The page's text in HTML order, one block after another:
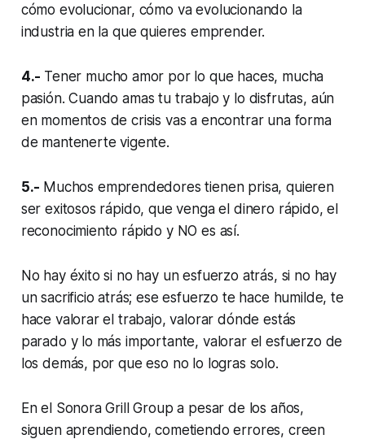
cómo evolucionar, cómo va evolucionando la
industria en la que quieres emprender.
4.- Tener mucho amor por lo que haces, mucha
pasión. Cuando amas tu trabajo y lo disfrutas, aún
en momentos de crisis vas a encontrar una forma
de mantenerte vigente.
5.- Muchos emprendedores tienen prisa, quieren
ser exitosos rápido, que venga el dinero rápido, el
reconocimiento rápido y NO es así.
No hay éxito si no hay un esfuerzo atrás, si no hay
un sacrificio atrás; ese esfuerzo te hace humilde, te
hace valorar el trabajo, valorar dónde estás
parado y lo más importante, valorar el esfuerzo de
los demás, por que eso no lo logras solo.
En el Sonora Grill Group a pesar de los años,
siguen aprendiendo, cometiendo errores, creen